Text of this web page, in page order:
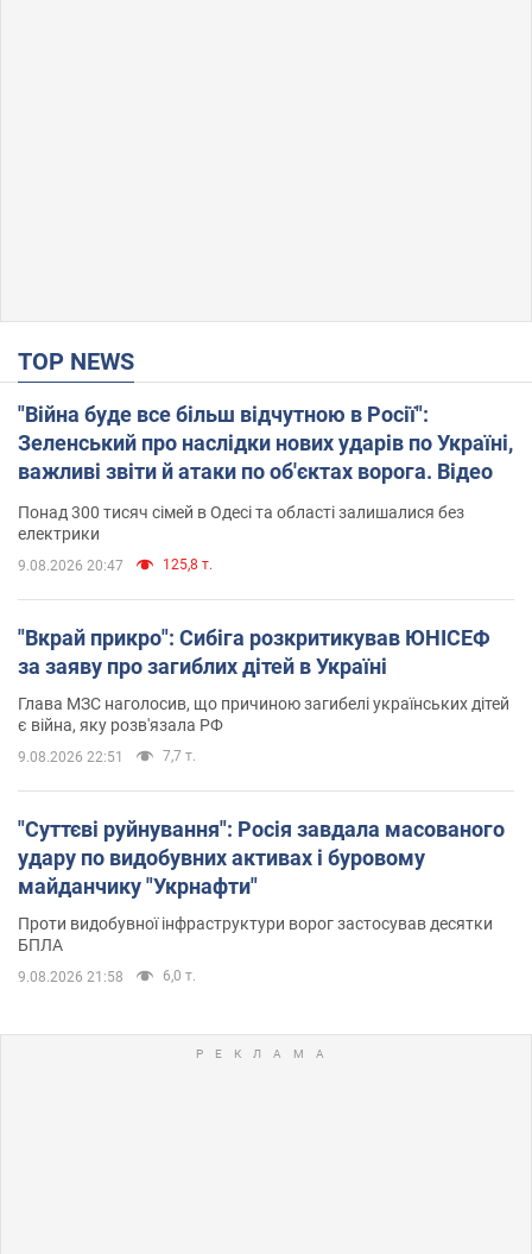
TOP NEWS
"Війна буде все більш відчутною в Росії":
Зеленський про наслідки нових ударів по Україні,
важливі звіти й атаки по об'єктах ворога. Відео
Понад 300 тисяч сімей в Одесі та області залишалися без
електрики
9.08.2026 20:47 125,8 т.
"Вкрай прикро": Сибіга розкритикував ЮНІСЕФ
за заяву про загиблих дітей в Україні
Глава МЗС наголосив, що причиною загибелі українських дітей
є війна, яку розв'язала РФ
9.08.2026 22:51 7,7 т.
"Суттєві руйнування": Росія завдала масованого
удару по видобувних активах і буровому
майданчику "Укрнафти"
Проти видобувної інфраструктури ворог застосував десятки
БПЛА
9.08.2026 21:58 6,0 т.